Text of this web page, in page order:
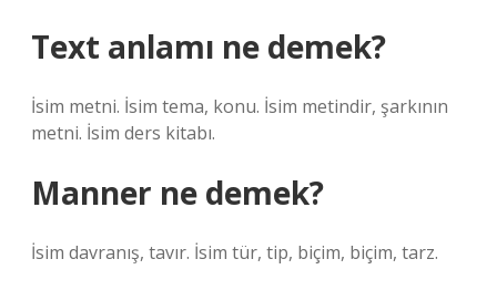
Text anlamı ne demek?
İsim metni. İsim tema, konu. İsim metindir, şarkının
metni. İsim ders kitabı.
Manner ne demek?
İsim davranış, tavır. İsim tür, tip, biçim, biçim, tarz.